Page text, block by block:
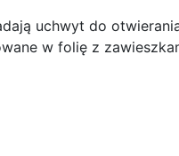
uchwyt do
w folię z